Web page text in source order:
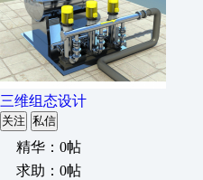
三维组态设计
关注 私信
精华：0帖
求助：0帖